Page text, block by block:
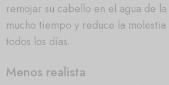
remojar su cabello en el agua de
mucho tiempo y reduce la
todos los días.
Menos realista